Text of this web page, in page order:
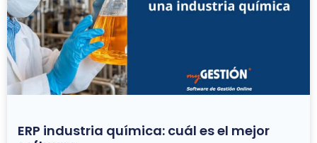
ERP industria química: cuál es el mejor